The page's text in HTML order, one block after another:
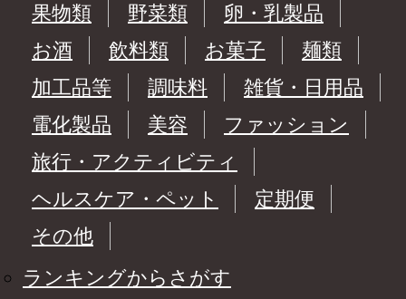
果物類
野菜類
卵・乳製品
お酒
飲料類 お菓子
麺類
加工品等
調味料
雑貨・日用品
電化製品
美容
ファッション
旅行・アクティビティ
ヘルスケア・ペット
定期便
その他
ランキングからさがす